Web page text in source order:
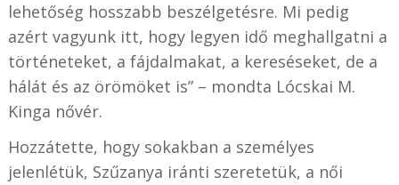
lehetőség hosszabb beszélgetésre. Mi pedig
azért vagyunk itt, hogy legyen idő meghallgatni a
történeteket, a fájdalmakat, a kereséseket, de a
hálát és az örömöket is” – mondta Lócskai M.
Kinga nővér.
Hozzátette, hogy sokakban a személyes
jelenlétük, Szűzanya iránti szeretetük, a női